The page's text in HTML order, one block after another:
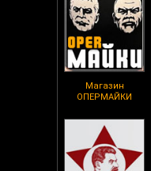
Магазин
ОПЕРМАЙКИ